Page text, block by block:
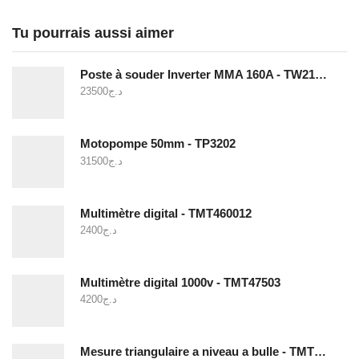
Tu pourrais aussi aimer
Poste à souder Inverter MMA 160A - TW21605
د.ج23500
Motopompe 50mm - TP3202
د.ج31500
Multimètre digital - TMT460012
د.ج2400
Multimètre digital 1000v - TMT47503
د.ج4200
Mesure triangulaire a niveau a bulle - TMT646003